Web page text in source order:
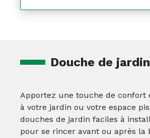
Douche de jardin
Apportez une touche de confort
à votre jardin ou votre espace
douches de jardin faciles à
pour se rincer avant ou après la